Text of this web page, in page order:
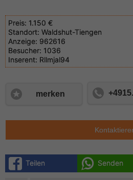
Preis: 1.150 €
Standort: Waldshut-Tiengen
Anzeige: 962616
Besucher: 1036
Inserent: Rllmjal94
merken
Teilen Senden